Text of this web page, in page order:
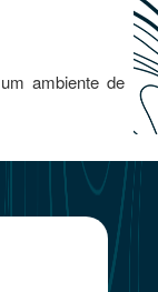
ambiente de